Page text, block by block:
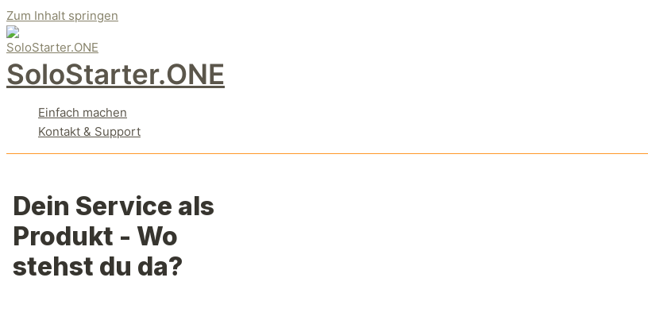
Zum Inhalt springen
SoloStarter.ONE
Einfach machen
Kontakt & Support